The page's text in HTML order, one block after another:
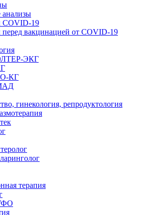
COVID-19
вакцинацией от COVID-19
ЭКГ
КГ
гинекология, репродуктология
терапия